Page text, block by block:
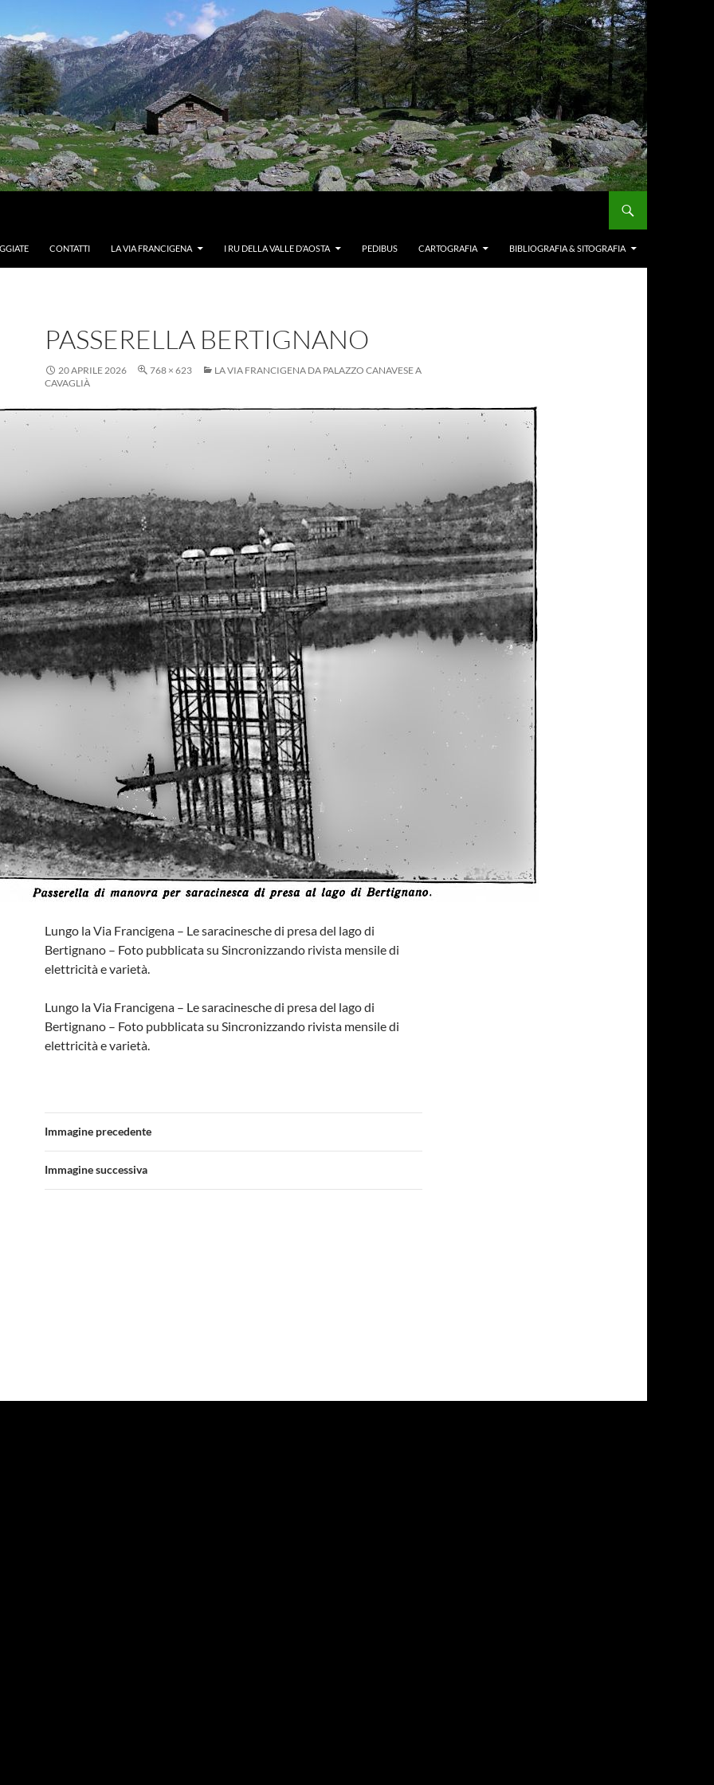
CONTATTI LA VIA FRANCIGENA I RU DELLA VALLE D’AOSTA PEDIBUS CARTOGRAFIA BIBLIOGRAFIA & SITOGRAFIA
PASSERELLA BERTIGNANO
20 APRILE 2026 768 × 623
LA VIA FRANCIGENA DA PALAZZO CANAVESE A
CAVAGLIÀ
Lungo la Via Francigena – Le saracinesche di presa del lago di
Bertignano – Foto pubblicata su Sincronizzando rivista mensile di
elettricità e varietà.
Lungo la Via Francigena – Le saracinesche di presa del lago di
Bertignano – Foto pubblicata su Sincronizzando rivista mensile di
elettricità e varietà.
Immagine precedente
Immagine successiva